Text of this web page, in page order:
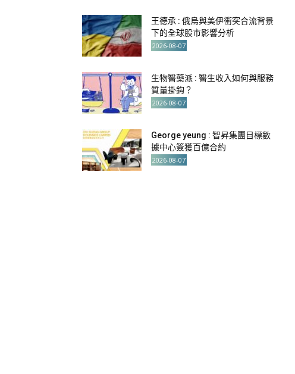
王德承 : 俄烏與美伊衝突合流背景
下的全球股市影響分析
2026-08-07
生物醫藥派 : 醫生收入如何與服務
質量掛鈎？
2026-08-07
George yeung : 智昇集團目標數
據中心簽獲百億合約
2026-08-07